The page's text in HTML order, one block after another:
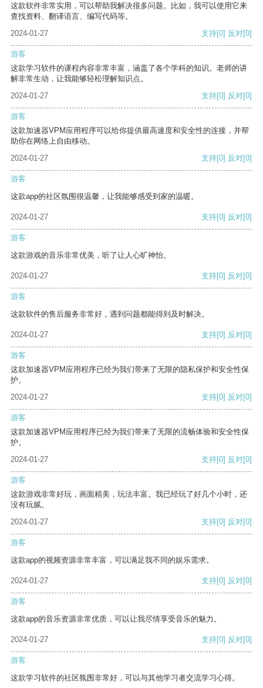
这款软件非常实用，可以帮助我解决很多问题。比如，我可以使用它来
查找资料、翻译语言、编写代码等。
2024-01-27
支持[0] 反对[0]
游客
这款学习软件的课程内容非常丰富，涵盖了各个学科的知识。老师的讲
解非常生动，让我能够轻松理解知识点。
2024-01-27
支持[0] 反对[0]
游客
这款加速器VPM应用程序可以给你提供最高速度和安全性的连接，并帮
助你在网络上自由移动。
2024-01-27
支持[0] 反对[0]
游客
这款app的社区氛围很温馨，让我能够感受到家的温暖。
2024-01-27 支持[0] 反对[0]
游客
这款游戏的音乐非常优美，听了让人心旷神怡。
2024-01-27 支持[0] 反对[0]
游客
这款软件的售后服务非常好，遇到问题都能得到及时解决。
2024-01-27 支持[0] 反对[0]
游客
这款加速器VPM应用程序已经为我们带来了无限的隐私保护和安全性保
护。
2024-01-27
支持[0] 反对[0]
游客
这款加速器VPM应用程序已经为我们带来了无限的流畅体验和安全性保
护。
2024-01-27
支持[0] 反对[0]
游客
这款游戏非常好玩，画面精美，玩法丰富。我已经玩了好几个小时，还
没有玩腻。
2024-01-27
支持[0] 反对[0]
游客
这款app的视频资源非常丰富，可以满足我不同的娱乐需求。
2024-01-27 支持[0] 反对[0]
游客
这款app的音乐资源非常优质，可以让我尽情享受音乐的魅力。
2024-01-27 支持[0] 反对[0]
游客
这款学习软件的社区氛围非常好，可以与其他学习者交流学习心得。